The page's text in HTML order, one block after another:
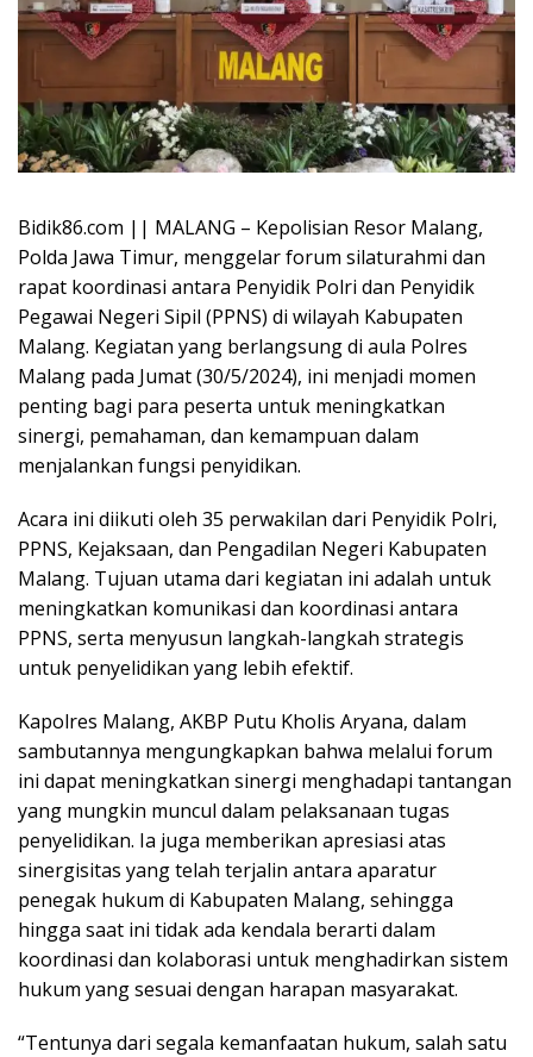
Bidik86.com || MALANG – Kepolisian Resor Malang,
Polda Jawa Timur, menggelar forum silaturahmi dan
rapat koordinasi antara Penyidik Polri dan Penyidik
Pegawai Negeri Sipil (PPNS) di wilayah Kabupaten
Malang. Kegiatan yang berlangsung di aula Polres
Malang pada Jumat (30/5/2024), ini menjadi momen
penting bagi para peserta untuk meningkatkan
sinergi, pemahaman, dan kemampuan dalam
menjalankan fungsi penyidikan.
Acara ini diikuti oleh 35 perwakilan dari Penyidik Polri,
PPNS, Kejaksaan, dan Pengadilan Negeri Kabupaten
Malang. Tujuan utama dari kegiatan ini adalah untuk
meningkatkan komunikasi dan koordinasi antara
PPNS, serta menyusun langkah-langkah strategis
untuk penyelidikan yang lebih efektif.
Kapolres Malang, AKBP Putu Kholis Aryana, dalam
sambutannya mengungkapkan bahwa melalui forum
ini dapat meningkatkan sinergi menghadapi tantangan
yang mungkin muncul dalam pelaksanaan tugas
penyelidikan. Ia juga memberikan apresiasi atas
sinergisitas yang telah terjalin antara aparatur
penegak hukum di Kabupaten Malang, sehingga
hingga saat ini tidak ada kendala berarti dalam
koordinasi dan kolaborasi untuk menghadirkan sistem
hukum yang sesuai dengan harapan masyarakat.
“Tentunya dari segala kemanfaatan hukum, salah satu